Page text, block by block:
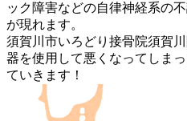
ック障害などの自律神経系の
が現れます。
須賀川市いろどり接骨院須賀
器を使用して悪くなってしま
ていきます！